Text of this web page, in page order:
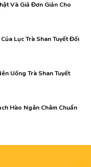
Và Giả Đơn Giản Cho
Lục Trà Shan Tuyết Đối
Uống Trà Shan Tuyết
Hào Ngân Châm Chuẩn